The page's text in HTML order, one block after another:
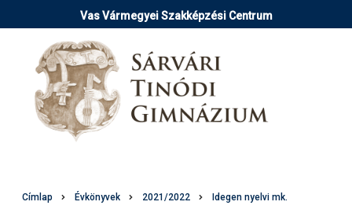
a
tartalomra
Vas Vármegyei Szakképzési Centrum
Morzsa
Címlap Évkönyvek 2021/2022 Idegen nyelvi mk.